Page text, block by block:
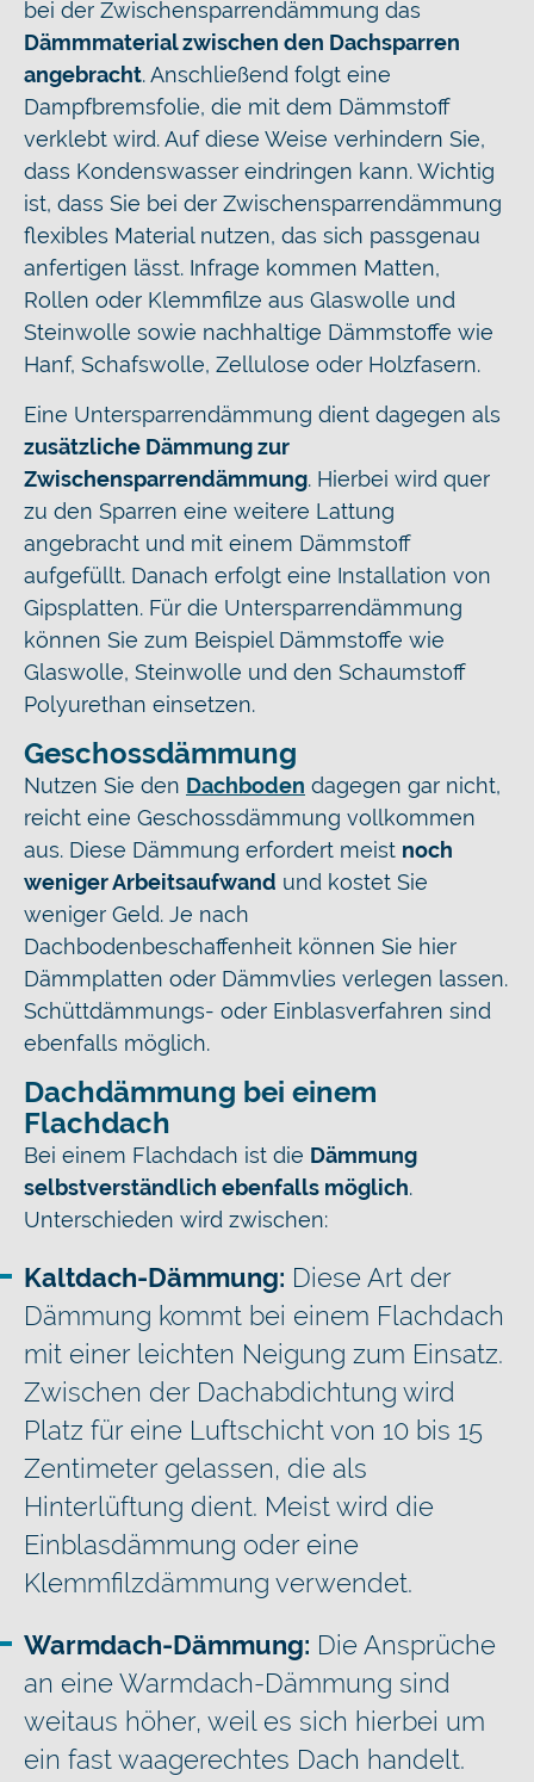
bei der Zwischensparrendämmung das
Dämmmaterial zwischen den Dachsparren
angebracht. Anschließend folgt eine
Dampfbremsfolie, die mit dem Dämmstoff
verklebt wird. Auf diese Weise verhindern Sie,
dass Kondenswasser eindringen kann. Wichtig
ist, dass Sie bei der Zwischensparrendämmung
flexibles Material nutzen, das sich passgenau
anfertigen lässt. Infrage kommen Matten,
Rollen oder Klemmfilze aus Glaswolle und
Steinwolle sowie nachhaltige Dämmstoffe wie
Hanf, Schafswolle, Zellulose oder Holzfasern.
Eine Untersparrendämmung dient dagegen als
zusätzliche Dämmung zur
Zwischensparrendämmung. Hierbei wird quer
zu den Sparren eine weitere Lattung
angebracht und mit einem Dämmstoff
aufgefüllt. Danach erfolgt eine Installation von
Gipsplatten. Für die Untersparrendämmung
können Sie zum Beispiel Dämmstoffe wie
Glaswolle, Steinwolle und den Schaumstoff
Polyurethan einsetzen.
Geschossdämmung
Nutzen Sie den Dachboden dagegen gar nicht,
reicht eine Geschossdämmung vollkommen
aus. Diese Dämmung erfordert meist noch
weniger Arbeitsaufwand und kostet Sie
weniger Geld. Je nach
Dachbodenbeschaffenheit können Sie hier
Dämmplatten oder Dämmvlies verlegen lassen.
Schüttdämmungs- oder Einblasverfahren sind
ebenfalls möglich.
Dachdämmung bei einem
Flachdach
Bei einem Flachdach ist die Dämmung
selbstverständlich ebenfalls möglich.
Unterschieden wird zwischen:
Kaltdach-Dämmung: Diese Art der
Dämmung kommt bei einem Flachdach
mit einer leichten Neigung zum Einsatz.
Zwischen der Dachabdichtung wird
Platz für eine Luftschicht von 10 bis 15
Zentimeter gelassen, die als
Hinterlüftung dient. Meist wird die
Einblasdämmung oder eine
Klemmfilzdämmung verwendet.
Warmdach-Dämmung: Die Ansprüche
an eine Warmdach-Dämmung sind
weitaus höher, weil es sich hierbei um
ein fast waagerechtes Dach handelt.